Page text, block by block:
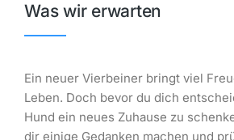
Was wir erwarten
Ein neuer Vierbeiner bringt viel
Leben. Doch bevor du dich
Hund ein neues Zuhause zu
dir einige Gedanken machen und